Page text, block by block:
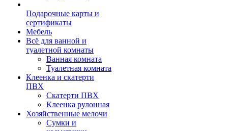
Подарочные карты и
сертификаты
Мебель
Всё для ванной и
туалетной комнаты
Ванная комната
Туалетная комната
Клеенка и скатерти
ПВХ
Скатерти ПВХ
Клеенка рулонная
Хозяйственные мелочи
Сумки и